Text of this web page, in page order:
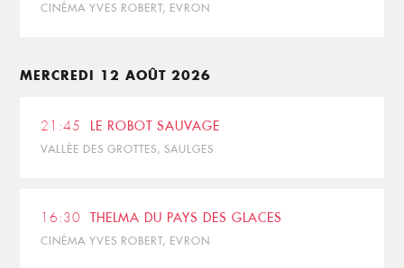
CINÉMA YVES ROBERT, EVRON
MERCREDI 12 AOÛT 2026
21:45 LE ROBOT SAUVAGE
VALLÉE DES GROTTES, SAULGES
16:30 THELMA DU PAYS DES GLACES
CINÉMA YVES ROBERT, EVRON